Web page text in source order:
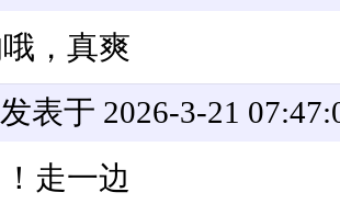
，真爽
发表于 2026-3-21
走一边